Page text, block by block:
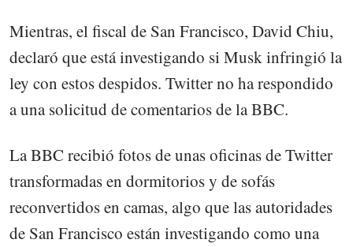
Mientras, el fiscal de San Francisco, David Chiu,
declaró que está investigando si Musk infringió la
ley con estos despidos. Twitter no ha respondido
a una solicitud de comentarios de la BBC.
La BBC recibió fotos de unas oficinas de Twitter
transformadas en dormitorios y de sofás
reconvertidos en camas, algo que las autoridades
de San Francisco están investigando como una